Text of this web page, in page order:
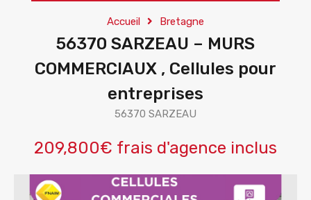
Accueil Bretagne
56370 SARZEAU – MURS
COMMERCIAUX , Cellules pour
entreprises
56370 SARZEAU
209,800€ frais d'agence inclus